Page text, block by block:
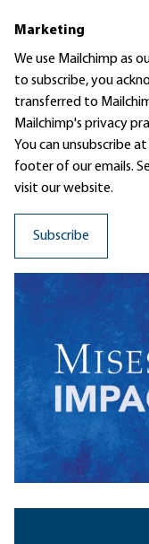
Marketing
We use Mailchimp as
to subscribe, you
transferred to
Mailchimp's privacy
You can unsubscribe
footer of our emails.
visit our website.